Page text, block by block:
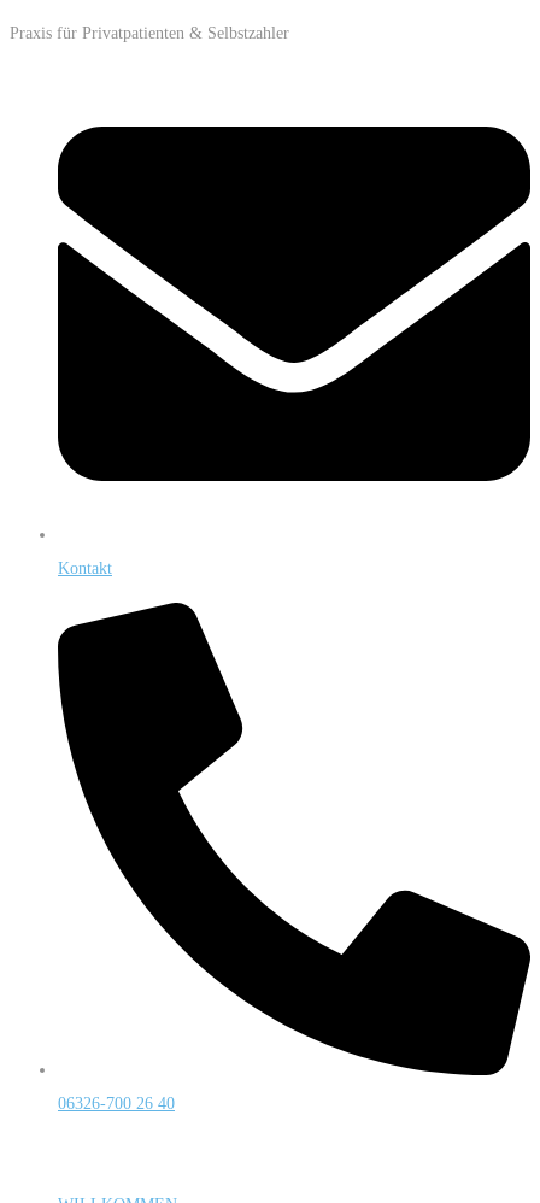
Praxis für Privatpatienten & Selbstzahler
Kontakt
06326-700 26 40